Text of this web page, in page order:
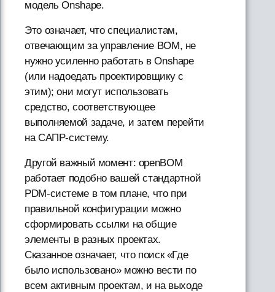
модель Onshape.
Это означает, что специалистам,
отвечающим за управление BOM, не
нужно усиленно работать в Onshape
(или надоедать проектировщику с
этим); они могут использовать
средство, соответствующее
выполняемой задаче, и затем перейти
на САПР-систему.
Другой важный момент: openBOM
работает подобно вашей стандартной
PDM-системе в том плане, что при
правильной конфигурации можно
сформировать ссылки на общие
элементы в разных проектах.
Сказанное означает, что поиск «Где
было использовано» можно вести по
всем активным проектам, и на выходе